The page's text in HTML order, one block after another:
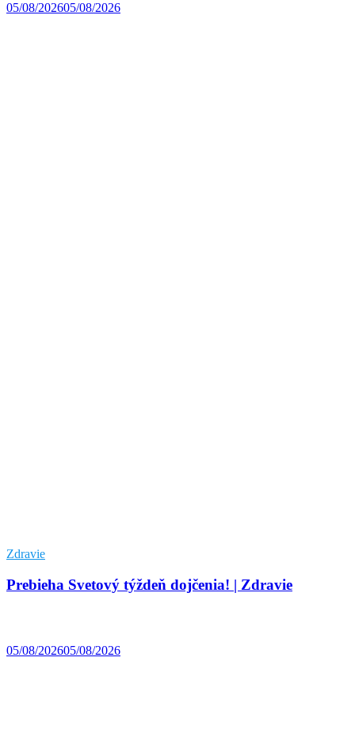
05/08/202605/08/2026
Zdravie
Prebieha Svetový týždeň dojčenia! | Zdravie
05/08/202605/08/2026